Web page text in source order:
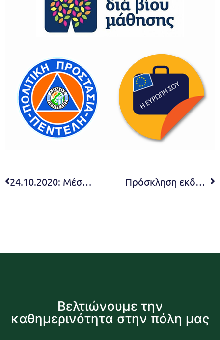
24.10.2020: Μέσος Κίνδυνος Πρόσκληση εκδήλωσης ενδιαφέροντος για «Προμήθεια απολυμαντικού υλικού – χλώριο για την κάλυψη αναγκών υπηρεσιών του Δήμου Πεντέλης έτους 2020»
Βελτιώνουμε την
καθημερινότητα στην πόλη μας